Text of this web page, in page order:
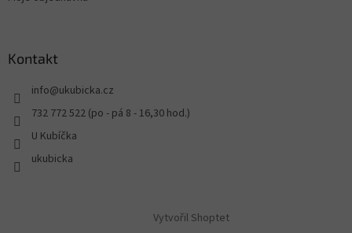
Kontakt
info@ukubicka.cz
732 772 522 (po - pá 8 - 16,30 hod.)
U Kubíčka
ukubicka
Vytvořil Shoptet